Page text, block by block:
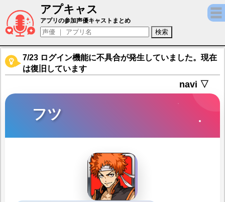
アプキャス
フツ（声優：小松昌平)【神式一閃 カムライ
アプリの参加声優キャストまとめ
7/23 ログイン機能に不具合が発生していました。現在
は復旧しています
navi ▽
フツ